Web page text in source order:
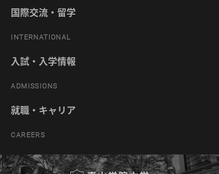
国際交流・留学
INTERNATIONAL
入試・入学情報
ADMISSIONS
就職・キャリア
CAREERS